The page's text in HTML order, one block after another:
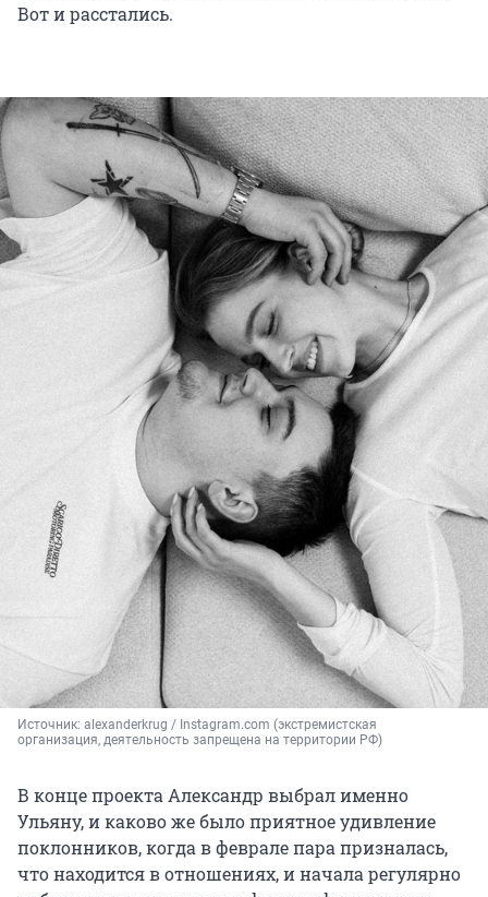
Вот и расстались.
Источник: alexanderkrug / Instagram.com (экстремистская
организация, деятельность запрещена на территории РФ)
В конце проекта Александр выбрал именно
Ульяну, и каково же было приятное удивление
поклонников, когда в феврале пара призналась,
что находится в отношениях, и начала регулярно